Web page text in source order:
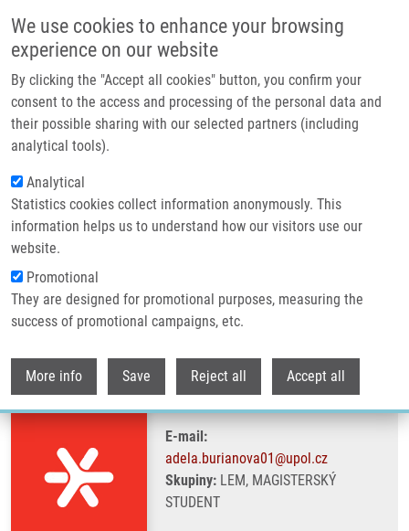
We use cookies to enhance your browsing
experience on our website
By clicking the "Accept all cookies" button, you confirm your
consent to the access and processing of the personal data and
their possible sharing with our selected partners (including
analytical tools).
Analytical
Statistics cookies collect information anonymously. This
information helps us to understand how our visitors use our
website.
Promotional
They are designed for promotional purposes, measuring the
success of promotional campaigns, etc.
More info Save Reject all Accept all
Header image
Drobečková navigace
Domů Burianová Adéla
Burianová Adéla
E-mail:
adela.burianova01@upol.cz
Skupiny:LEM, MAGISTERSKÝ
STUDENT